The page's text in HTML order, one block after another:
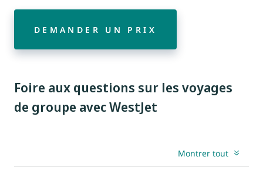
DEMANDER UN PRIX
Foire aux questions sur les voyages
de groupe avec WestJet
Montrer tout